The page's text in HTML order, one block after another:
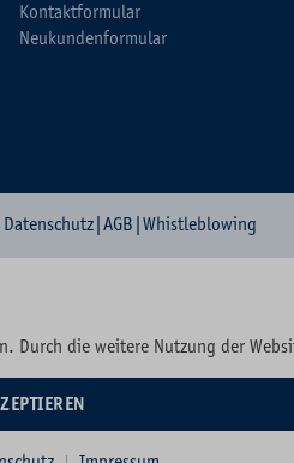
Kontaktformular
Neukundenformular
Datenschutz AGB Whistleblowing
Durch die weitere Nutzung der